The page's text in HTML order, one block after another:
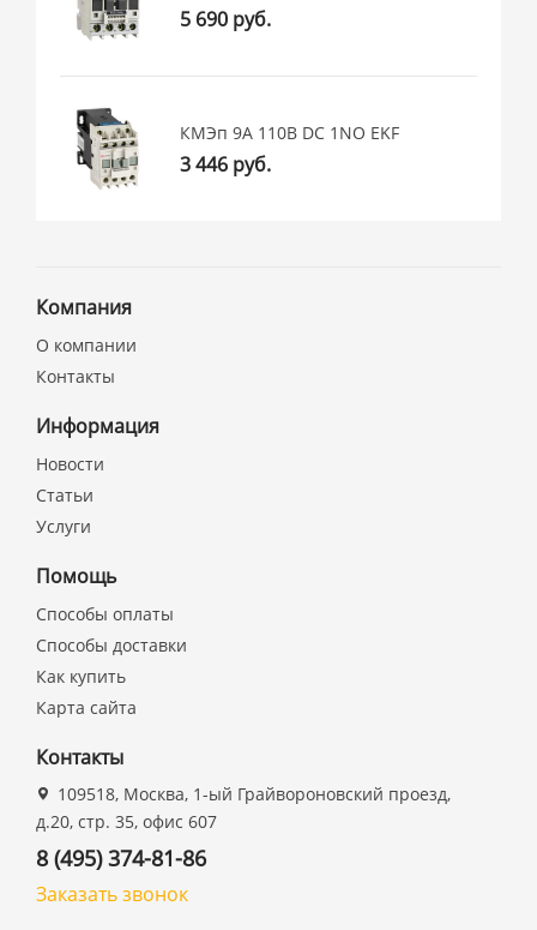
5 690 руб.
КМЭп 9А 110В DC 1NO EKF
3 446 руб.
Компания
О компании
Контакты
Информация
Новости
Статьи
Услуги
Помощь
Способы оплаты
Способы доставки
Как купить
Карта сайта
Контакты
109518, Москва, 1-ый Грайвороновский проезд,
д.20, стр. 35, офис 607
8 (495) 374-81-86
Заказать звонок